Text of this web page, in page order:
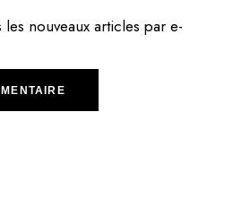
nouveaux articles par e-